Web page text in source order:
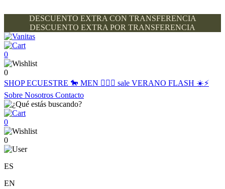
DESCUENTO EXTRA CON TRANSFERENCIA
DESCUENTO EXTRA POR TRANSFERENCIA
0
0
SHOPECUESTRE 🐎 MEN 🙋🏽‍♂️ sale VERANO FLASH ☀️⚡️
Sobre Nosotros Contacto
0
0
ES
EN